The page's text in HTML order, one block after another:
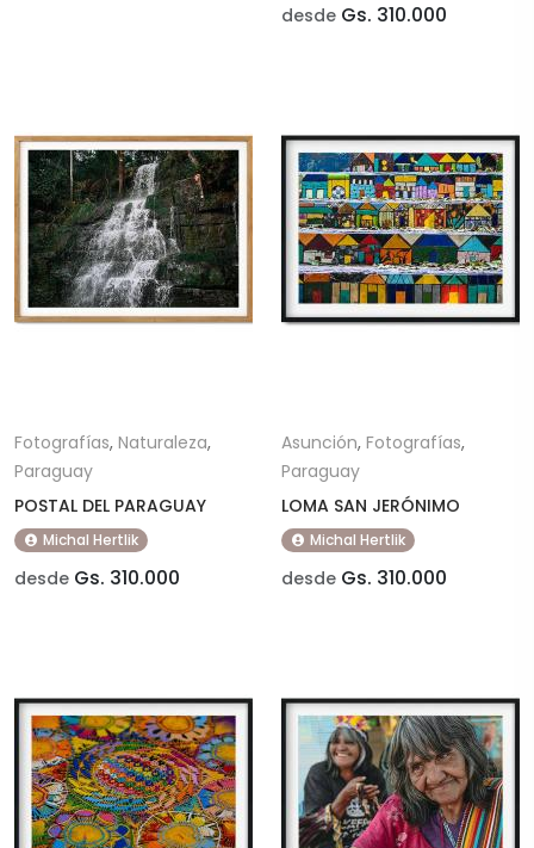
desde Gs. 310.000
Fotografías, Naturaleza,
Paraguay
POSTAL DEL PARAGUAY
Michal Hertlik
desde Gs. 310.000
Asunción, Fotografías,
Paraguay
LOMA SAN JERÓNIMO
Michal Hertlik
desde Gs. 310.000